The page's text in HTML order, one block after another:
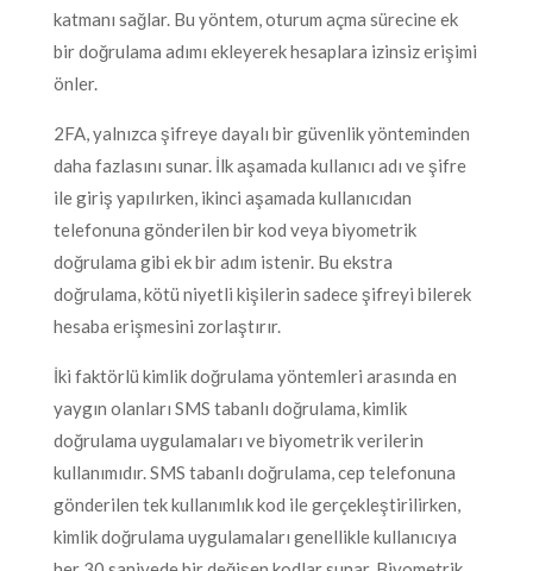
katmanı sağlar. Bu yöntem, oturum açma sürecine ek
bir doğrulama adımı ekleyerek hesaplara izinsiz erişimi
önler.
2FA, yalnızca şifreye dayalı bir güvenlik yönteminden
daha fazlasını sunar. İlk aşamada kullanıcı adı ve şifre
ile giriş yapılırken, ikinci aşamada kullanıcıdan
telefonuna gönderilen bir kod veya biyometrik
doğrulama gibi ek bir adım istenir. Bu ekstra
doğrulama, kötü niyetli kişilerin sadece şifreyi bilerek
hesaba erişmesini zorlaştırır.
İki faktörlü kimlik doğrulama yöntemleri arasında en
yaygın olanları SMS tabanlı doğrulama, kimlik
doğrulama uygulamaları ve biyometrik verilerin
kullanımıdır. SMS tabanlı doğrulama, cep telefonuna
gönderilen tek kullanımlık kod ile gerçekleştirilirken,
kimlik doğrulama uygulamaları genellikle kullanıcıya